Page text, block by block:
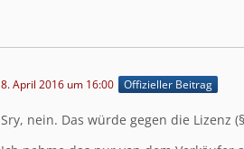
8. April 2016 um 16:00 Offizieller Beitrag
Sry, nein. Das würde gegen die Lizenz